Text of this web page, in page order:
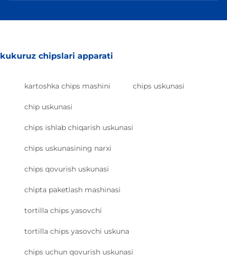
kukuruz chipslari apparati
kartoshka chips mashini chips uskunasi
chip uskunasi
chips ishlab chiqarish uskunasi
chips uskunasining narxi
chips qovurish uskunasi
chipta paketlash mashinasi
tortilla chips yasovchi
tortilla chips yasovchi uskuna
chips uchun qovurish uskunasi